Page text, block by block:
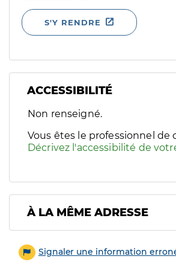
S'Y RENDRE
ACCESSIBILITÉ
Filtres
Sélectionnez un ou plusieurs
Non renseigné.
Vous êtes le professionnel de
Décrivez l'accessibilité de
À LA MÊME ADRESSE
Signaler une information